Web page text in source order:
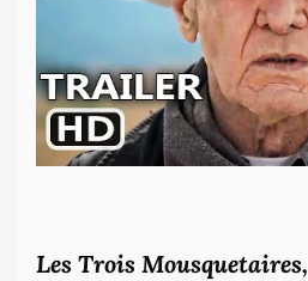
Les Trois Mousquetaires,